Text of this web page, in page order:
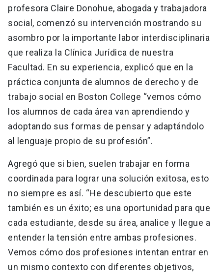
profesora Claire Donohue, abogada y trabajadora
social, comenzó su intervención mostrando su
asombro por la importante labor interdisciplinaria
que realiza la Clínica Jurídica de nuestra
Facultad. En su experiencia, explicó que en la
práctica conjunta de alumnos de derecho y de
trabajo social en Boston College “vemos cómo
los alumnos de cada área van aprendiendo y
adoptando sus formas de pensar y adaptándolo
al lenguaje propio de su profesión”.
Agregó que si bien, suelen trabajar en forma
coordinada para lograr una solución exitosa, esto
no siempre es así. “He descubierto que este
también es un éxito; es una oportunidad para que
cada estudiante, desde su área, analice y llegue a
entender la tensión entre ambas profesiones.
Vemos cómo dos profesiones intentan entrar en
un mismo contexto con diferentes objetivos,